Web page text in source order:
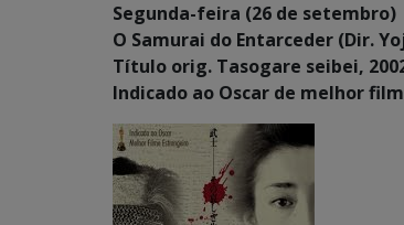
Segunda-feira (26 de setembro)
O Samurai do Entarceder (Dir.
Título orig. Tasogare seibei,
Indicado ao Oscar de melhor